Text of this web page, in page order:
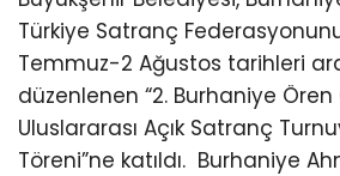
Türkiye Satranç
Temmuz-2 Ağustos tarihleri
düzenlenen “2. Burhaniye Ören
Uluslararası Açık Satranç
Töreni”ne katıldı. Burhaniye